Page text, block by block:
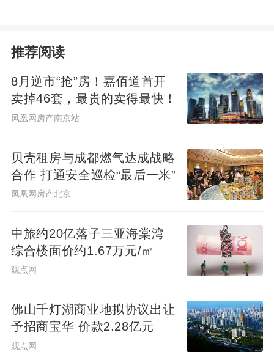
据凤凰网风财讯了解，自今年3月31日，南城
都汇项目再度公告停工后，便持续有项目相
关建筑、装饰和景观供应商通过各种渠道爆
料，无法收回工程款。例如今年4月，一家名
为四川壹嘉建设工程有限公司爆料称，去年
协议”，支付了200万元的保证金，但却至今
没有拿到承诺的不少于6亿元的装修工程费
用。
推荐阅读
8月逆市“抢”房！嘉佰道首开
卖掉46套，最贵的卖得最快！
凤凰网房产南京站
贝壳租房与成都燃气达成战略
合作 打通安全巡检“最后一米”
凤凰网房产北京
中旅约20亿落子三亚海棠湾
综合楼面价约1.67万元/㎡
观点网
佛山千灯湖商业地拟协议出让
予招商宝华 价款2.28亿元
观点网